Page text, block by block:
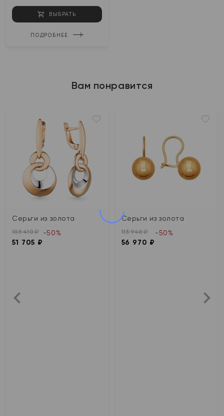
ВЫБРАТЬ
ПОДРОБНЕЕ
Вам понравится
Серьги из золота
103 410 ₽
51 705 ₽
-50%
Серьги из золота
113 940 ₽
56 970 ₽
-50%